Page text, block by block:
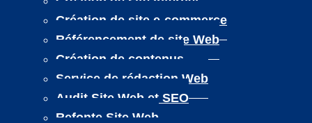
Création de site e-commerce
Référencement de site Web
Création de contenus
Service de rédaction Web
Audit Site Web et SEO
Refonte Site Web